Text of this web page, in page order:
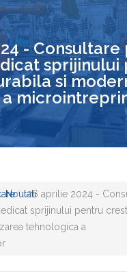
-
sprijinului
si
Noutati26 aprilie 2024 -
sprijinului pentru
tehnologica a